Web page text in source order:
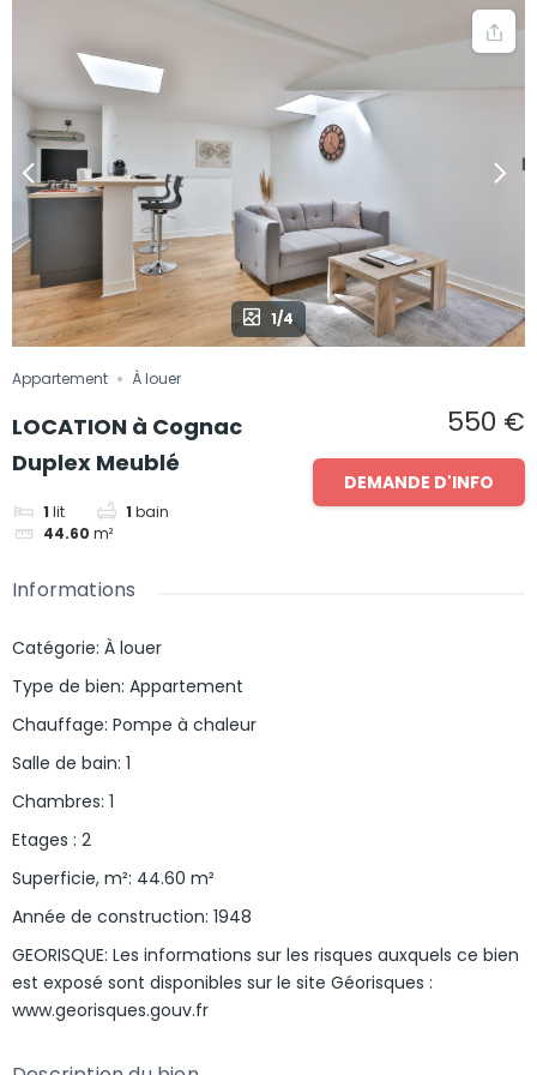
1/4
Appartement À louer
LOCATION à Cognac
Duplex Meublé
1 lit 1 bain
44.60 m²
550 €
DEMANDE D'INFO
Informations
Catégorie: À louer
Type de bien: Appartement
Chauffage: Pompe à chaleur
Salle de bain: 1
Chambres: 1
Etages : 2
Superficie, m²: 44.60 m²
Année de construction: 1948
GEORISQUE: Les informations sur les risques auxquels ce bien
est exposé sont disponibles sur le site Géorisques :
www.georisques.gouv.fr